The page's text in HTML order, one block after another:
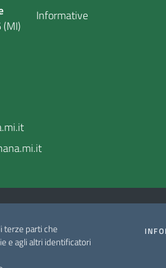
terze parti che
e agli altri identificatori
Informative